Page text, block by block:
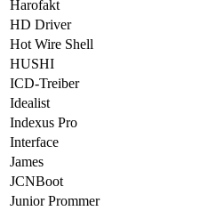
Harofakt
HD Driver
Hot Wire Shell
HUSHI
ICD-Treiber
Idealist
Indexus Pro
Interface
James
JCNBoot
Junior Prommer